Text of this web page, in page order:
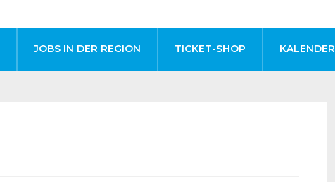
JOBS IN DER REGION TICKET-SHOP KALENDER